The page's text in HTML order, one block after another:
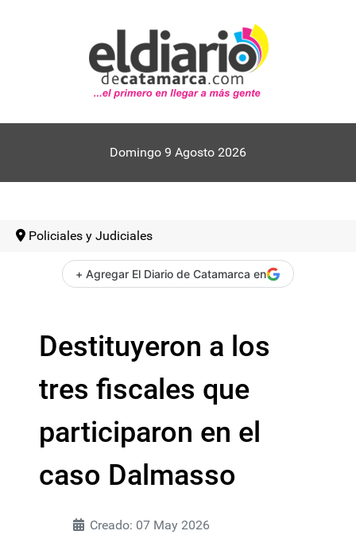
Domingo 9 Agosto 2026
Policiales y Judiciales
+ Agregar El Diario de Catamarca en
Destituyeron a los
tres fiscales que
participaron en el
caso Dalmasso
Creado: 07 May 2026